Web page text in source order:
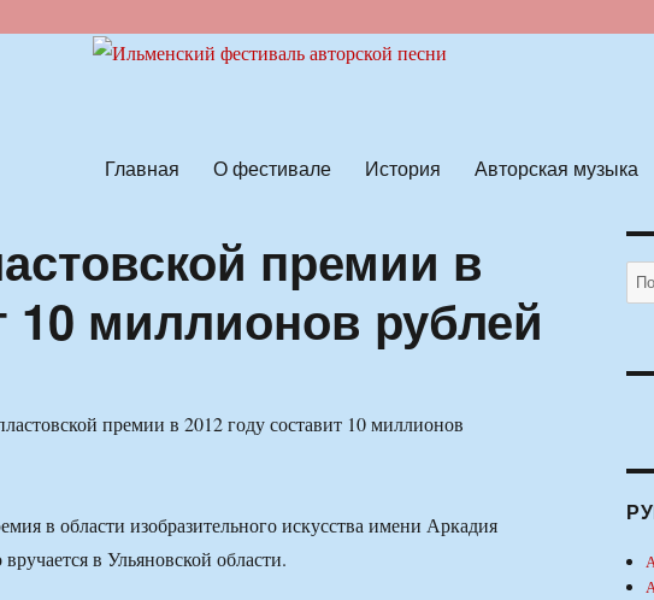
Главная О фестивале История Авторская музыка
премии в
10 миллионов рублей
в области изобразительного искусства имени Аркадия
в Ульяновской области.